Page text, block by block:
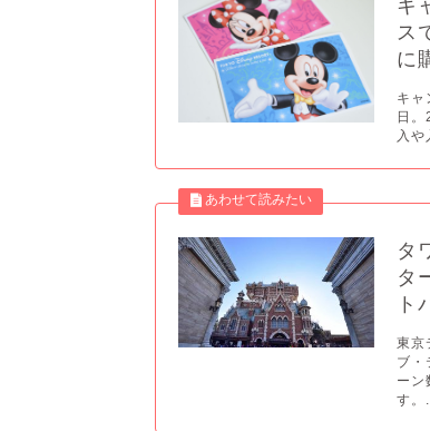
キ
ス
に
キャ
日
入
タ
タ
ト
東京
ブ・
ーン
す。